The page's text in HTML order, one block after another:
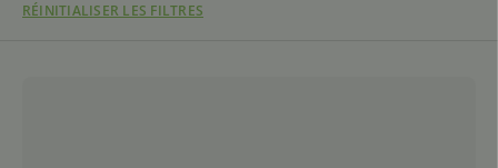
RÉINITIALISER LES FILTRES